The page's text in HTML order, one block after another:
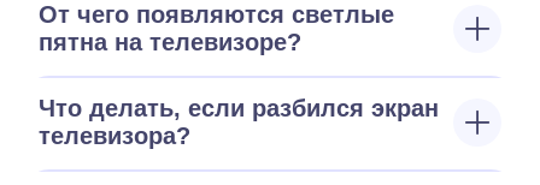
От чего появляются светлые
пятна на телевизоре?
Что делать, если разбился экран
телевизора?